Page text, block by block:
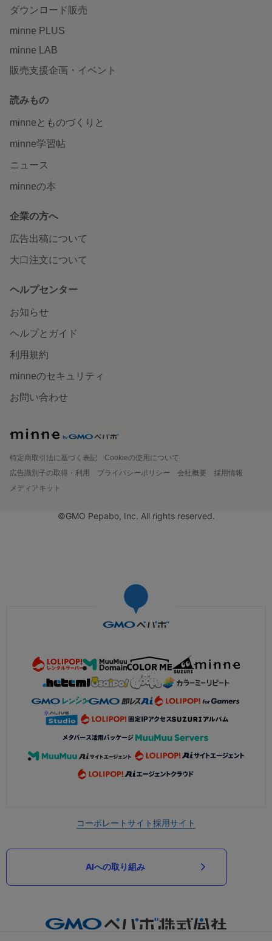
ダウンロード販売
minne PLUS
minne LAB
販売支援企画・イベント
読みもの
minneとものづくりと
minne学習帖
ニュース
minneの本
企業の方へ
広告出稿について
大口注文について
ヘルプセンター
お知らせ
ヘルプとガイド
利用規約
minneのセキュリティ
お問い合わせ
特定商取引法に基づく表記
Cookieの使用について
広告識別子の取得・利用
プライバシーポリシー 会社概要
採用情報
メディアキット
©GMO Pepabo, Inc. All rights reserved.
コーポレートサイト採用サイト
AIへの取り組み